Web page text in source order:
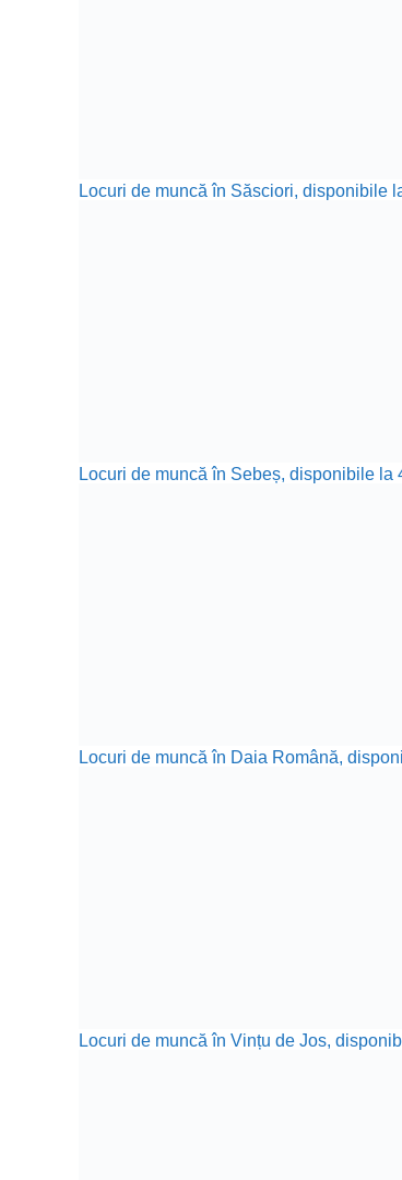
Locuri de muncă în Săsciori, disponibile
Locuri de muncă în Sebeș, disponibile
Locuri de muncă în Daia Română,
Locuri de muncă în Vințu de Jos,